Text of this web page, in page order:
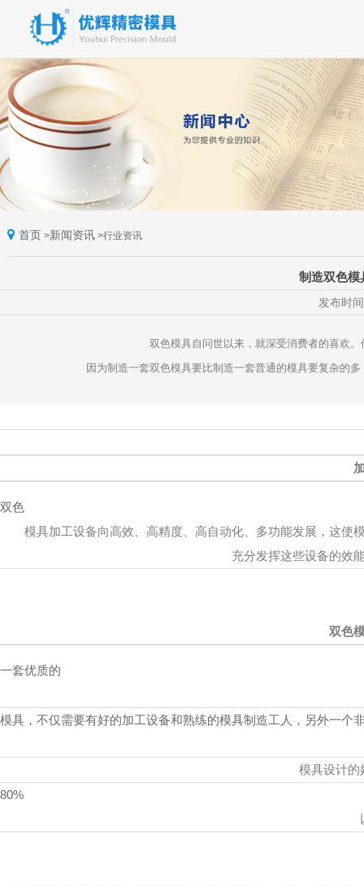
首页 >新闻资讯 >行业资讯
制造双色模
发布时
双色模具自问世以来，就深受消费者的喜欢
因为制造一套双色模具要比制造一套普通的模具要复杂的
双色
模具加工设备向高效、高精度、高自动化、多功能发展，这使
充分发挥这些设备的效
双色
一套优质的
模具，不仅需要有好的加工设备和熟练的模具制造工人，另外一个
模具设计的
80%